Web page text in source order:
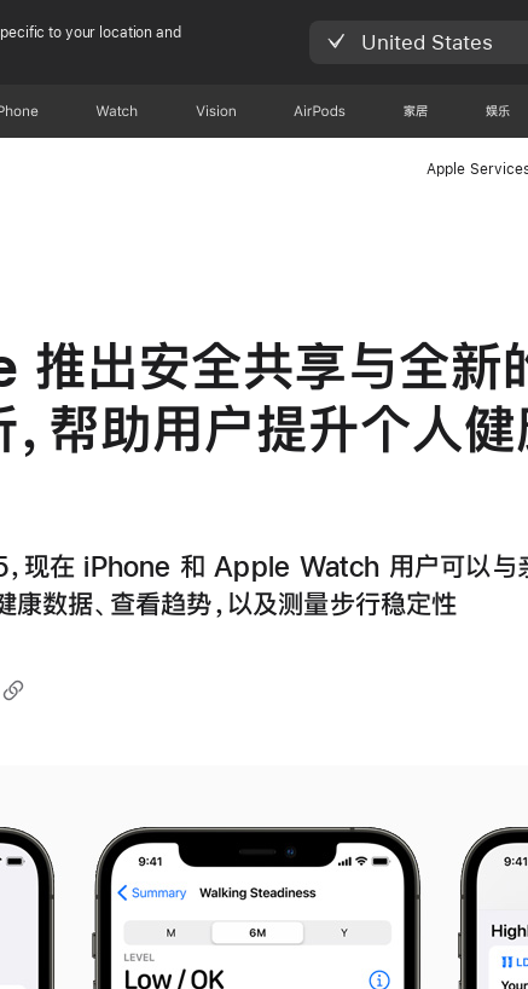
to your location and
United States
Watch Vision AirPods 家居 娱乐
Apple
推出安全共享与全新
，帮助用户提升个人
现在 iPhone 和 Apple Watch 用户可以与
康数据、查看趋势，以及测量步行稳定性